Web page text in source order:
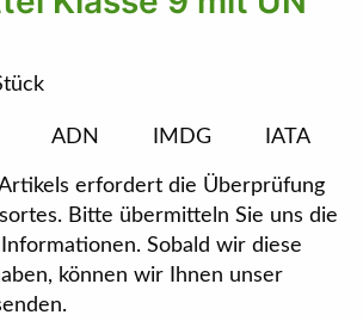
ADN IMDG IATA
erfordert die Überprüfung
Bitte übermitteln Sie uns die
Sobald wir diese
können wir Ihnen unser